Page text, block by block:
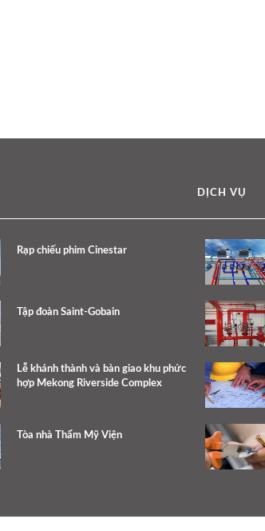
Rạp chiếu phim Cinestar
Tập đoàn Saint-Gobain
Lễ khánh thành và bàn giao khu phức
hợp Mekong Riverside Complex
Tòa nhà Thẩm Mỹ Viện
DỊCH VỤ